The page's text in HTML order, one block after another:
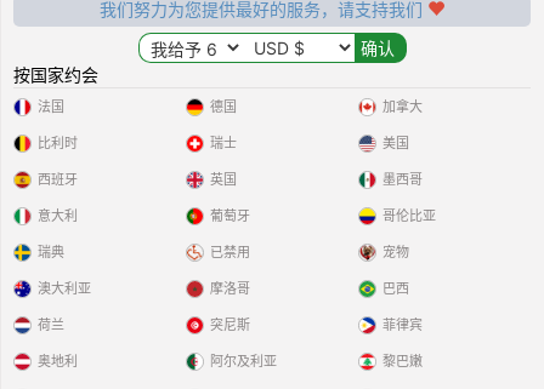
我们努力为您提供最好的服务，请支持我们
按国家约会
法国
比利时
西班牙
意大利
瑞典
德国
瑞士
英国
葡萄牙
已禁用
加拿大
美国
墨西哥
哥伦比亚
宠物
澳大利亚
荷兰
奥地利
摩洛哥
突尼斯
阿尔及利亚
巴西
菲律宾
黎巴嫩